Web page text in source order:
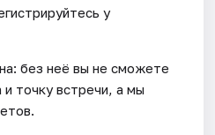
у
без неё вы не сможете
и точку встречи, а мы